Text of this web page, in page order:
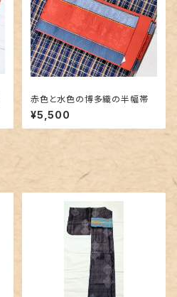
赤色と水色の博多織の半幅帯
¥5,500